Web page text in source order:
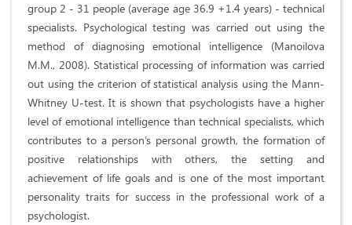
group 2 - 31 people (average age 36.9 +1.4 years) - technical
specialists. Psychological testing was carried out using the
method of diagnosing emotional intelligence (Manoilova
M.M., 2008). Statistical processing of information was carried
out using the criterion of statistical analysis using the Mann-
Whitney U-test. It is shown that psychologists have a higher
level of emotional intelligence than technical specialists, which
contributes to a person’s personal growth, the formation of
positive relationships with others, the setting and
achievement of life goals and is one of the most important
personality traits for success in the professional work of a
psychologist.